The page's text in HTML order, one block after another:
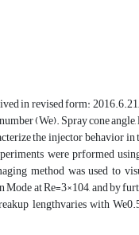
in revised form:
(We). Spray cone
the injector behavior
were prformed
method was used to
at Re=3×104, and by
lengthvaries with